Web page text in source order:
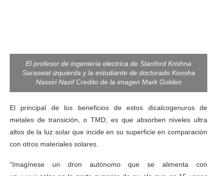
El profesor de ingenieria electrica de Stanford Krishna
Saraswat izquierda y la estudiante de doctorado Koosha
Nassiri Nazif Credito de la imagen Mark Golden
El principal de los beneficios de estos dicalcogenuros de
metales de transición, o TMD, es que absorben niveles ultra
altos de la luz solar que incide en su superficie en comparación
con otros materiales solares.
“Imagínese un dron autónomo que se alimenta con